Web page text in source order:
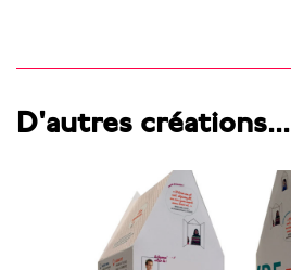
D'autres créations...